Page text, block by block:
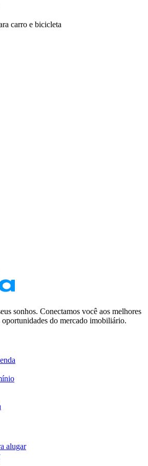
carro e bicicleta
sonhos. Conectamos você aos melhores
oportunidades do mercado imobiliário.
alugar